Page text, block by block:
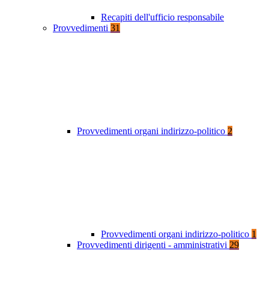
Recapiti dell'ufficio responsabile
Provvedimenti 31
Provvedimenti organi indirizzo-politico 2
Provvedimenti organi indirizzo-politico 1
Provvedimenti dirigenti - amministrativi 29